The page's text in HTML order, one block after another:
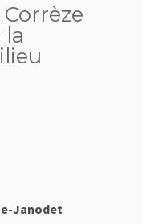
la
Janodet